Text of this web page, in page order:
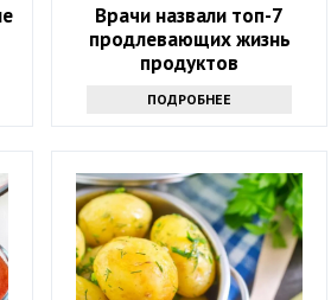
Врачи назвали топ-7
продлевающих жизнь
продуктов
ПОДРОБНЕЕ